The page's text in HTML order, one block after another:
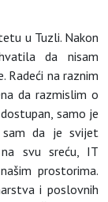
u Tuzli. Nakon
da nisam
Radeći na raznim
da razmislim o
samo je
sam da je svijet
svu sreću, IT
prostorima.
i poslovnih